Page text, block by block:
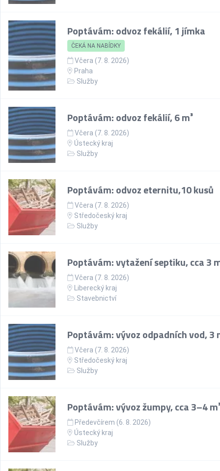
Poptávám: odvoz fekálií, 1 jímka
ČEKÁ NA NABÍDKY
Včera (7. 8. 2026)
Praha
Služby
Poptávám: odvoz fekálií, 6 m³
Včera (7. 8. 2026)
Ústecký kraj
Služby
Poptávám: odvoz eternitu,10 kusů
Včera (7. 8. 2026)
Středočeský kraj
Služby
Poptávám: vytažení septiku, cca 3
Včera (7. 8. 2026)
Liberecký kraj
Stavebnictví
Poptávám: vývoz odpadních vod, 3
Včera (7. 8. 2026)
Středočeský kraj
Služby
Poptávám: vývoz žumpy, cca 3–4
Předevčírem (6. 8. 2026)
Ústecký kraj
Služby